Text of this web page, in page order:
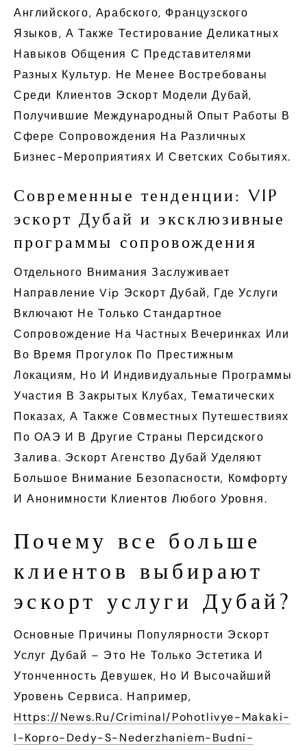
Английского, Арабского, Французского
Языков, А Также Тестирование Деликатных
Навыков Общения С Представителями
Разных Культур. Не Менее Востребованы
Среди Клиентов Эскорт Модели Дубай,
Получившие Международный Опыт Работы В
Сфере Сопровождения На Различных
Бизнес-Мероприятиях И Светских Событиях.
Современные тенденции: VIP
эскорт Дубай и эксклюзивные
программы сопровождения
Отдельного Внимания Заслуживает
Направление Vip Эскорт Дубай, Где Услуги
Включают Не Только Стандартное
Сопровождение На Частных Вечеринках Или
Во Время Прогулок По Престижным
Локациям, Но И Индивидуальные Программы
Участия В Закрытых Клубах, Тематических
Показах, А Также Совместных Путешествиях
По ОАЭ И В Другие Страны Персидского
Залива. Эскорт Агенство Дубай Уделяют
Большое Внимание Безопасности, Комфорту
И Анонимности Клиентов Любого Уровня.
Почему все больше
клиентов выбирают
эскорт услуги Дубай?
Основные Причины Популярности Эскорт
Услуг Дубай – Это Не Только Эстетика И
Утонченность Девушек, Но И Высочайший
Уровень Сервиса. Например,
Https://news.ru/criminal/pohotlivye-Makaki-
I-Kopro-Dedy-S-Nederzhaniem-Budni-